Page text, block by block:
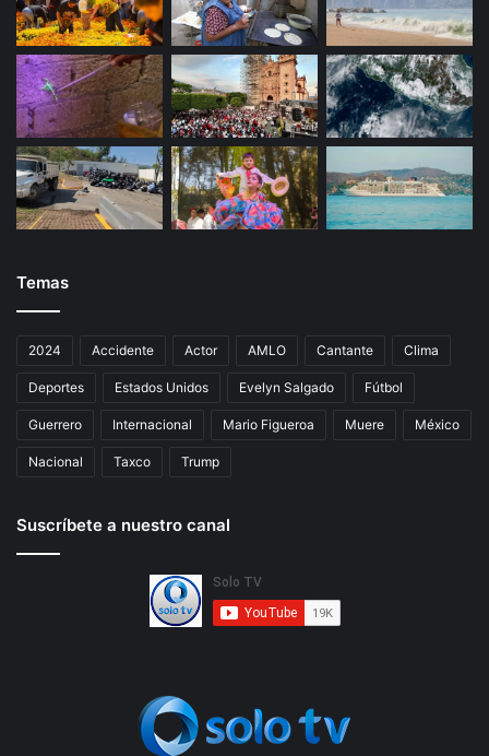
Temas
2024 Accidente Actor AMLO Cantante Clima
Deportes Estados Unidos Evelyn Salgado Fútbol
Guerrero Internacional Mario Figueroa Muere México
Nacional Taxco Trump
Suscríbete a nuestro canal